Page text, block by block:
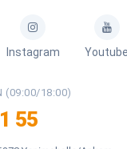
Instagram
(09:00/18:00)
55